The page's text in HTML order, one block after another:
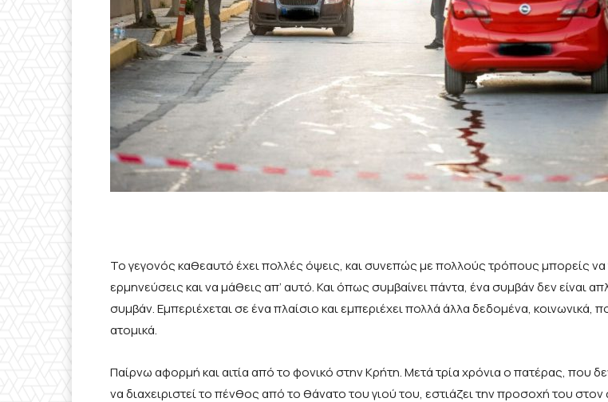
Το γεγονός καθεαυτό έχει πολλές όψεις, και συνεπώς με πολλούς τρόπους μπορείς να
ερμηνεύσεις και να μάθεις απ’ αυτό. Και όπως συμβαίνει πάντα, ένα συμβάν δεν είναι
συμβάν. Εμπεριέχεται σε ένα πλαίσιο και εμπεριέχει πολλά άλλα δεδομένα, κοινωνικά,
ατομικά.
Παίρνω αφορμή και αιτία από το φονικό στην Κρήτη. Μετά τρία χρόνια ο πατέρας, που
να διαχειριστεί το πένθος από το θάνατο του γιού του, εστιάζει την προσοχή του